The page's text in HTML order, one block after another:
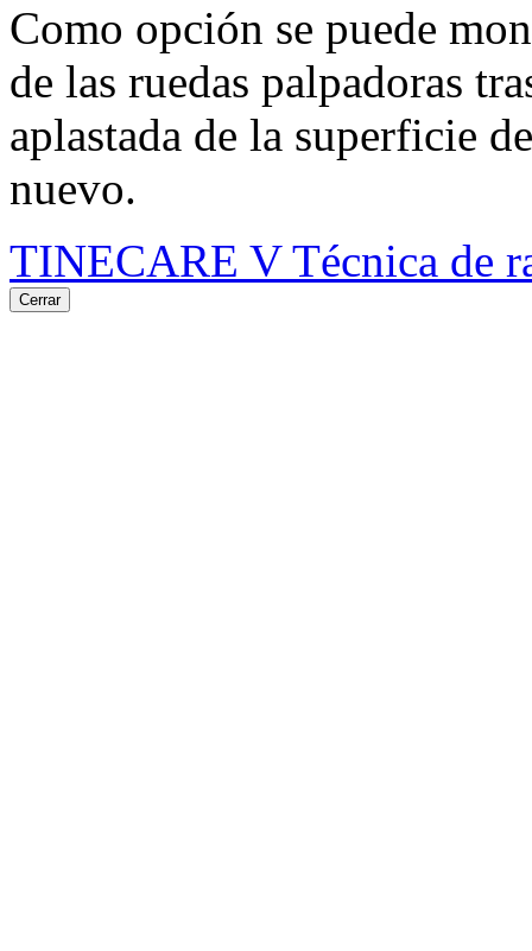
Como opción se puede
de las ruedas palpadoras
aplastada de la superficie
nuevo.
TINECARE V Técnica de
Cerrar